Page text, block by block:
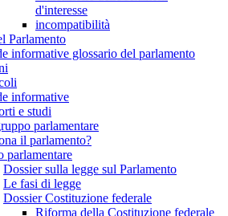
d'interesse
incompatibilità
Parlamento
informative glossario del parlamento
informative
e studi
parlamentare
il parlamento?
parlamentare
Dossier sulla legge sul Parlamento
Le fasi di legge
Dossier Costituzione federale
Riforma della Costituzione federale